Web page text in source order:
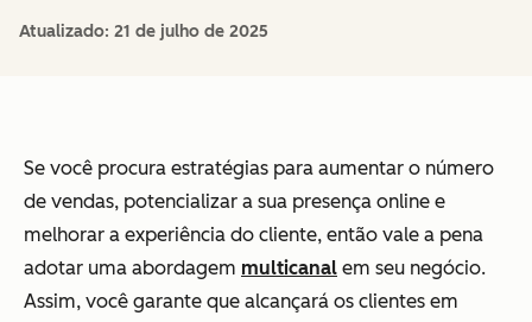
Atualizado: 21 de julho de 2025
Se você procura estratégias para aumentar o número
de vendas, potencializar a sua presença online e
melhorar a experiência do cliente, então vale a pena
adotar uma abordagem multicanal em seu negócio.
Assim, você garante que alcançará os clientes em